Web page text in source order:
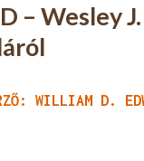
– Wesley
WILLIAM D.